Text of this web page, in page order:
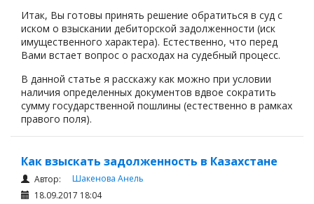
Итак, Вы готовы принять решение обратиться в суд с
иском о взыскании дебиторской задолженности (иск
имущественного характера). Естественно, что перед
Вами встает вопрос о расходах на судебный процесс.
В данной статье я расскажу как можно при условии
наличия определенных документов вдвое сократить
сумму государственной пошлины (естественно в рамках
правого поля).
Как взыскать задолженность в Казахстане
Автор:
Шакенова Анель
18.09.2017 18:04